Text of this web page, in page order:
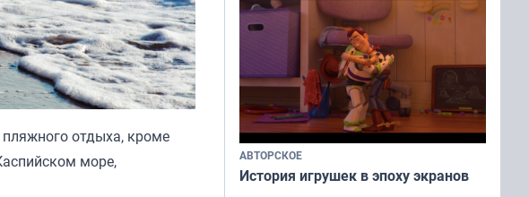
отдыха, кроме
море,
АВТОРСКОЕ
История игрушек в эпоху экранов